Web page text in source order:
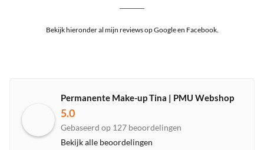
Bekijk hieronder al mijn reviews op Google en Facebook.
Permanente Make-up Tina | PMU Webshop
5.0
Gebaseerd op 127 beoordelingen
Bekijk alle beoordelingen